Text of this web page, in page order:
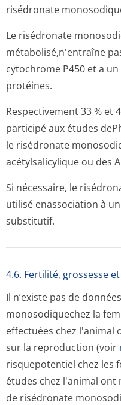
risédronate
Le risédronate
métabolisé,n'en­traîne
cytochrome P450 et a
protéines.
Respectivement 33 % et
participé aux études
le risédronate
acétylsalicylique ou des
Si nécessaire, le
utilisé enassociation à
substitutif.
4.6. Fertilité, grossesse
Il n’existe pas de
monosodiquechez la
effectuées chez l'animal
sur la reproduction (voir
risquepotentiel chez les
études chez l'animal
de risédronate